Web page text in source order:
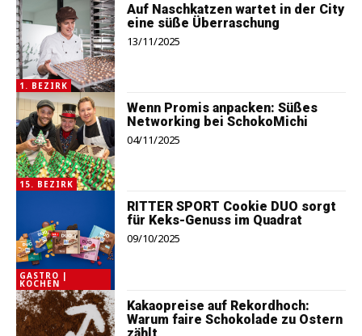
1. BEZIRK
Auf Naschkatzen wartet in der City
eine süße Überraschung
13/11/2025
15. BEZIRK
Wenn Promis anpacken: Süßes
Networking bei SchokoMichi
04/11/2025
GASTRO |
KOCHEN
RITTER SPORT Cookie DUO sorgt
für Keks-Genuss im Quadrat
09/10/2025
Kakaopreise auf Rekordhoch:
Warum faire Schokolade zu Ostern